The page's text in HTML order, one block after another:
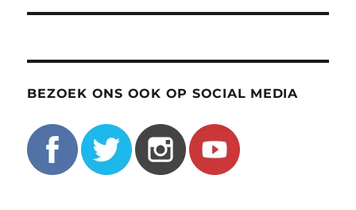
BEZOEK ONS OOK OP SOCIAL MEDIA